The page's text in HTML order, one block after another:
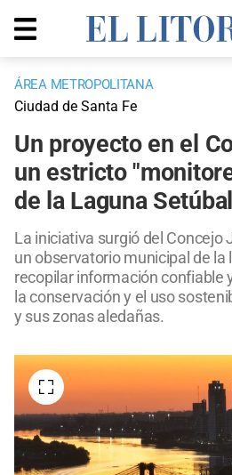
ÁREA METROPOLITANA
Ciudad de Santa Fe
Un proyecto en el
un estricto
de la Laguna Setúbal
La iniciativa surgió del Concejo
un observatorio municipal de la
recopilar información confiable
la conservación y el uso
y sus zonas aledañas.